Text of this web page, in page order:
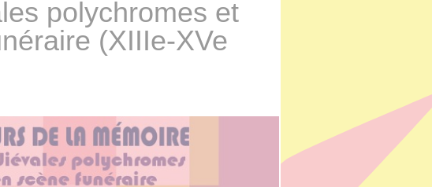
polychromes et
(XIIIe-XVe